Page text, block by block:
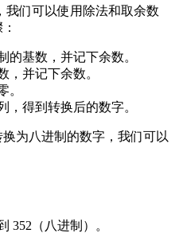
我们可以使用除法和取余数
的基数，并记下余数。
，并记下余数。
。
，得到转换后的数字。
为八进制的数字，我们可以
352（八进制）。